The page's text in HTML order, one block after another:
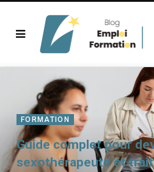
FORMATION
Guide complet pour
sexothérapeute et